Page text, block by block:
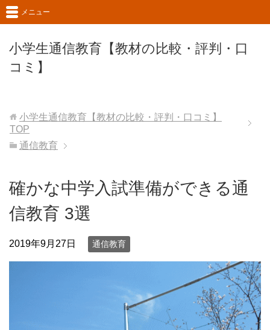
小学生通信教育【教材の比較・評判・口
コミ】
メニュー
小学生通信教育【教材の比較・評判・口コミ】
TOP
通信教育
確かな中学入試準備ができる通
信教育 3選
2019年9月27日 通信教育